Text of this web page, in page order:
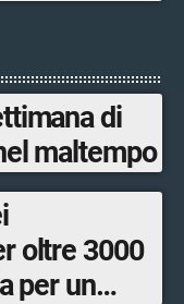
di
maltempo
oltre 3000
per un